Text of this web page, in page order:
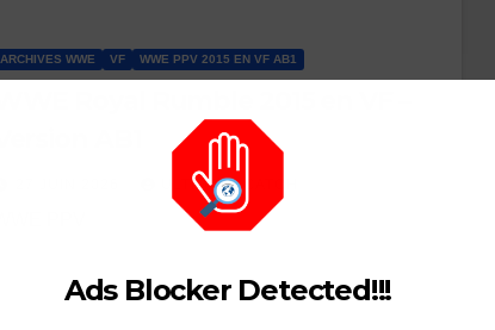
ARCHIVES WWE VF WWE PPV 2015 EN VF AB1
ULTIMATE CATCH
Ads Blocker Detected!!!